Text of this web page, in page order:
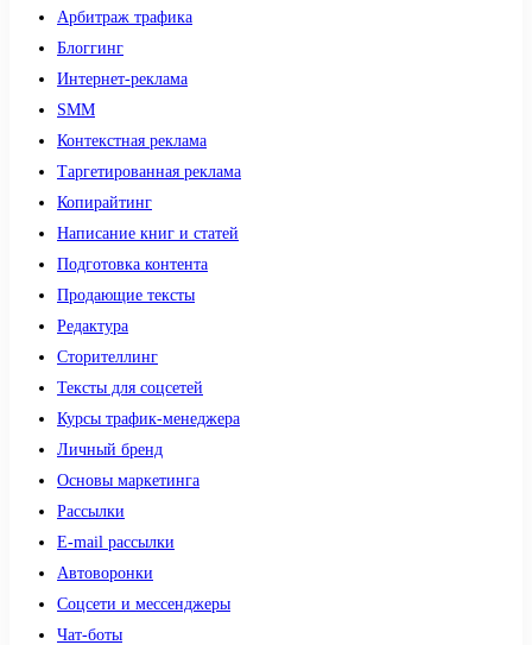
Арбитраж трафика
Блоггинг
Интернет-реклама
SMM
Контекстная реклама
Таргетированная реклама
Копирайтинг
Написание книг и статей
Подготовка контента
Продающие тексты
Редактура
Сторителлинг
Тексты для соцсетей
Курсы трафик-менеджера
Личный бренд
Основы маркетинга
Рассылки
E-mail рассылки
Автоворонки
Соцсети и мессенджеры
Чат-боты